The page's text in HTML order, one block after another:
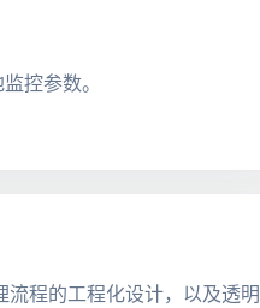
控参数。
程的工程化设计，以及透明